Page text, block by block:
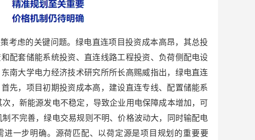
考虑的关键问题。绿电直连项目投资成本高昂，其总投
配套储能系统投资、直连线路工程投资、负荷侧配电设
南大学电力经济技术研究所所长高赐威指出，绿电直连
先，项目初期投资成本高，建设直连专线、配置储能系
，新能源发电不稳定，导致企业用电保障成本增加，可
不完善，绿电交易规则不明、价格波动大，同时输配电
进一步明确。源荷匹配、以荷定源是项目规划的重要要